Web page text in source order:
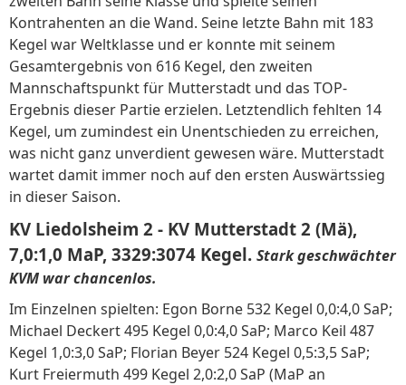
Kontrahenten an die Wand. Seine letzte Bahn mit 183
Kegel war Weltklasse und er konnte mit seinem
Gesamtergebnis von 616 Kegel, den zweiten
Mannschaftspunkt für Mutterstadt und das TOP-
Ergebnis dieser Partie erzielen. Letztendlich fehlten 14
Kegel, um zumindest ein Unentschieden zu erreichen,
was nicht ganz unverdient gewesen wäre. Mutterstadt
wartet damit immer noch auf den ersten Auswärtssieg
in dieser Saison.
KV Liedolsheim 2 - KV Mutterstadt 2 (Mä),
7,0:1,0 MaP, 3329:3074 Kegel. Stark geschwächter
KVM war chancenlos.
Im Einzelnen spielten: Egon Borne 532 Kegel 0,0:4,0 SaP;
Michael Deckert 495 Kegel 0,0:4,0 SaP; Marco Keil 487
Kegel 1,0:3,0 SaP; Florian Beyer 524 Kegel 0,5:3,5 SaP;
Kurt Freiermuth 499 Kegel 2,0:2,0 SaP (MaP an